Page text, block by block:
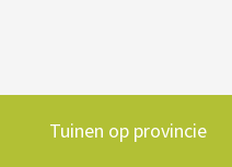
Tuinen op provincie